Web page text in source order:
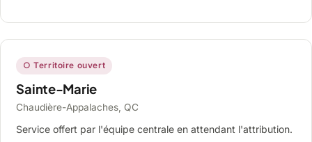
○ Territoire ouvert
Sainte-Marie
Chaudière-Appalaches, QC
Service offert par l'équipe centrale en attendant l'attribution.